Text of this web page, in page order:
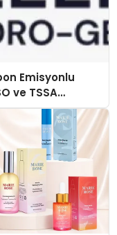
Emisyonlu
ve TSSA